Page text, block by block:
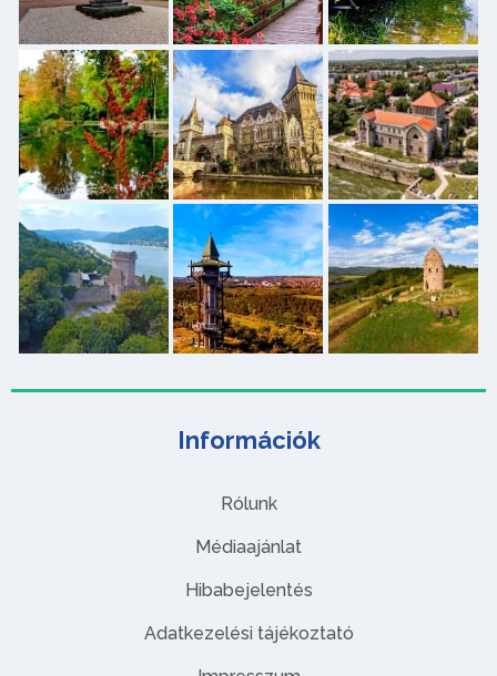
Információk
Rólunk
Médiaajánlat
Hibabejelentés
Adatkezelési tájékoztató